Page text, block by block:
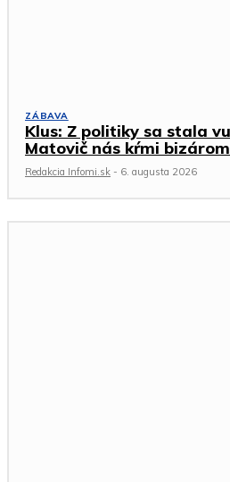
ZÁBAVA
Klus: Z politiky sa stala
Matovič nás kŕmi
Redakcia Infomi.sk - 6. augusta 2026